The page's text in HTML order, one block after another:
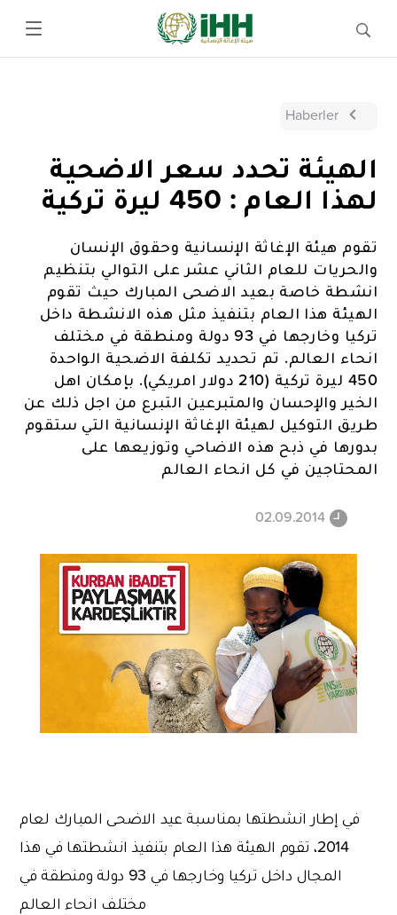
Haberler
الهيئة تحدد سعر الاضحية
لهذا العام : 450 ليرة تركية
تقوم هيئة الإغاثة الإنسانية وحقوق الإنسان
والحريات للعام الثاني عشر على التوالي بتنظيم
انشطة خاصة بعيد الاضحى المبارك حيث تقوم
الهيئة هذا العام بتنفيذ مثل هذه الانشطة داخل
تركيا وخارجها في 93 دولة ومنطقة في مختلف
انحاء العالم. تم تحديد تكلفة الاضحية الواحدة
450 ليرة تركية (210 دولار امريكي). بإمكان اهل
الخير والإحسان والمتبرعين التبرع من اجل ذلك عن
طريق التوكيل لهيئة الإغاثة الإنسانية التي ستقوم
بدورها في ذبح هذه الاضاحي وتوزيعها على
المحتاجين في كل انحاء العالم
02.09.2014
في إطار انشطتها بمناسبة عيد الاضحى المبارك لعام
2014، تقوم الهيئة هذا العام بتنفيذ انشطتها في هذا
المجال داخل تركيا وخارجها في 93 دولة ومنطقة في
مختلف انحاء العالم